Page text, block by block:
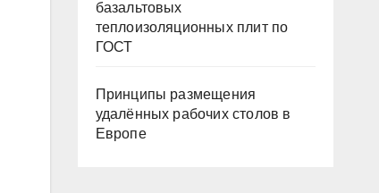
базальтовых
теплоизоляционных плит по
ГОСТ
Принципы размещения
удалённых рабочих столов в
Европе